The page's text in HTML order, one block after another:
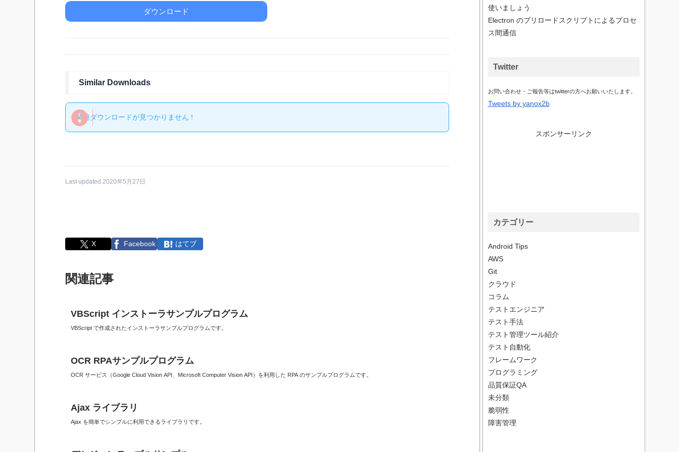
ダウンロード
Similar Downloads
関連ダウンロードが見つかりません !
Last updated 2020年5月27日
X Facebook はてブ
関連記事
VBScript インストーラサンプルプログラム
VBScript で作成されたインストーラサンプルプログラムです。
OCR RPAサンプルプログラム
OCR サービス（Google Cloud Vision API、Microsoft Computer Vision API）を利用した RPA のサンプルプログラムです。
Ajax ライブラリ
Ajax を簡単でシンプルに利用できるライブラリです。
使いましょう
Electron のプリロードスクリプトによるプロセ
ス間通信
Twitter
お問い合わせ・ご報告等はtwitterの方へお願いいたします。
Tweets by yanox2b
スポンサーリンク
カテゴリー
Android Tips
AWS
Git
クラウド
コラム
テストエンジニア
テスト手法
テスト管理ツール紹介
テスト自動化
フレームワーク
プログラミング
品質保証QA
未分類
脆弱性
障害管理